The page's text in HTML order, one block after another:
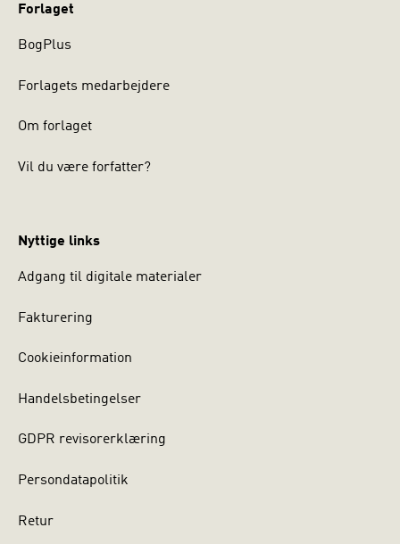
Forlaget
BogPlus
Forlagets medarbejdere
Om forlaget
Vil du være forfatter?
Nyttige links
Adgang til digitale materialer
Fakturering
Cookieinformation
Handelsbetingelser
GDPR revisorerklæring
Persondatapolitik
Retur